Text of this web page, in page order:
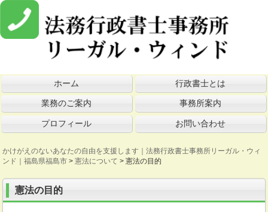
ホーム 行政書士とは
業務のご案内 事務所案内
プロフィール お問い合わせ
かけがえのないあなたの自由を支援します｜法務行政書士事務所リーガル・ウィ
ンド｜福島県福島市 >憲法について >憲法の目的
憲法の目的